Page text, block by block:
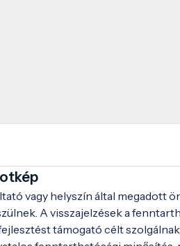
vagy helyszín által megadott
A visszajelzések a
támogató célt